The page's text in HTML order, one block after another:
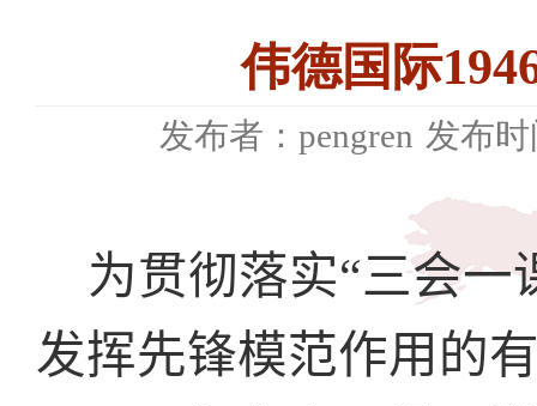
伟德国际
发布者：pengren 发布时
为贯彻落实“三会
发挥先锋模范作用的